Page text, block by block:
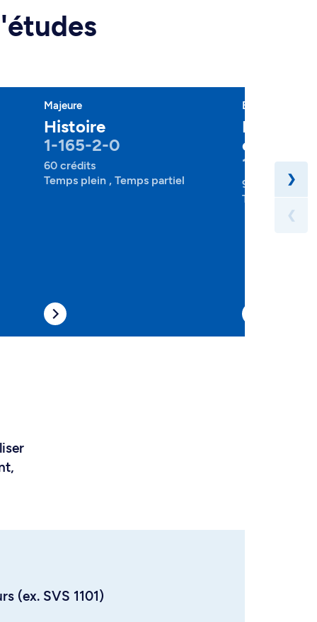
Majeure
Histoire
1-165-2-0
60 crédits
Temps plein , Temps partiel
Baccalauréat
Histoire
1-166-1-0
90 crédits
Temps plein ,
❯
❮
(ex. SVS 1101)